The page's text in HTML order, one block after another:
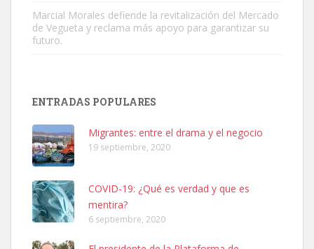
Leales.org » Gran Canaria
SHIBA PERDIDO AVDA JOSE MESA Y LOPEZ
Marcial Morales defiende la revitalización del Mercado
de Vegueta y reclama más apoyo para garantizar su
futuro.
ENTRADAS POPULARES
Migrantes: entre el drama y el negocio
19 septiembre, 2020
COVID-19: ¿Qué es verdad y que es
mentira?
6 septiembre, 2020